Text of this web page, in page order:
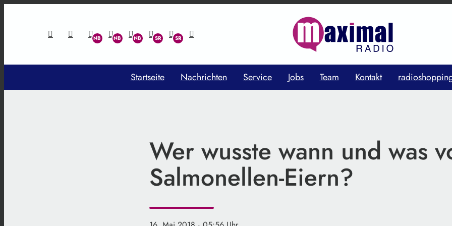
Startseite Nachrichten Service Jobs Team Kontakt
Wer wusste wann und was
Salmonellen-Eiern?